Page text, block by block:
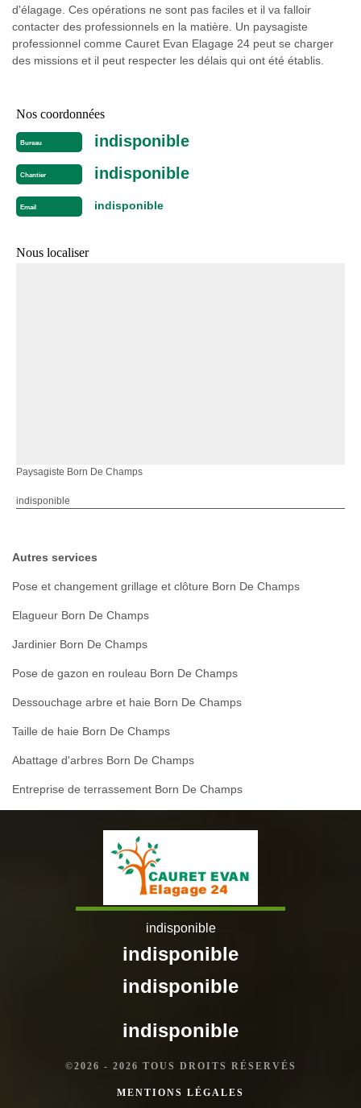
d'élagage. Ces opérations ne sont pas faciles et il va falloir
contacter des professionnels en la matière. Un paysagiste
professionnel comme Cauret Evan Elagage 24 peut se charger
des missions et il peut respecter les délais qui ont été établis.
Nos coordonnées
Bureau indisponible
Chantier indisponible
Email indisponible
Nous localiser
Paysagiste Born De Champs
indisponible
Autres services
Pose et changement grillage et clôture Born De Champs
Elagueur Born De Champs
Jardinier Born De Champs
Pose de gazon en rouleau Born De Champs
Dessouchage arbre et haie Born De Champs
Taille de haie Born De Champs
Abattage d'arbres Born De Champs
Entreprise de terrassement Born De Champs
indisponible
indisponible
indisponible
indisponible
©2026 - 2026 TOUS DROITS RÉSERVÉS
MENTIONS LÉGALES